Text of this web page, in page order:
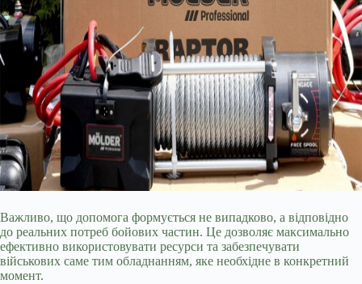
Важливо, що допомога формується не випадково, а відповідно
до реальних потреб бойових частин. Це дозволяє максимально
ефективно використовувати ресурси та забезпечувати
військових саме тим обладнанням, яке необхідне в конкретний
момент.